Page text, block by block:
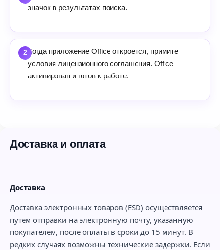
значок в результатах поиска.
Когда приложение Office откроется, примите
условия лицензионного соглашения. Office
активирован и готов к работе.
Доставка и оплата
Доставка
Доставка электронных товаров (ESD) осуществляется
путем отправки на электронную почту, указанную
покупателем, после оплаты в сроки до 15 минут. В
редких случаях возможны технические задержки. Если